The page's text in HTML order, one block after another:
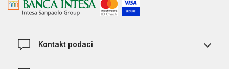
Kontakt podaci